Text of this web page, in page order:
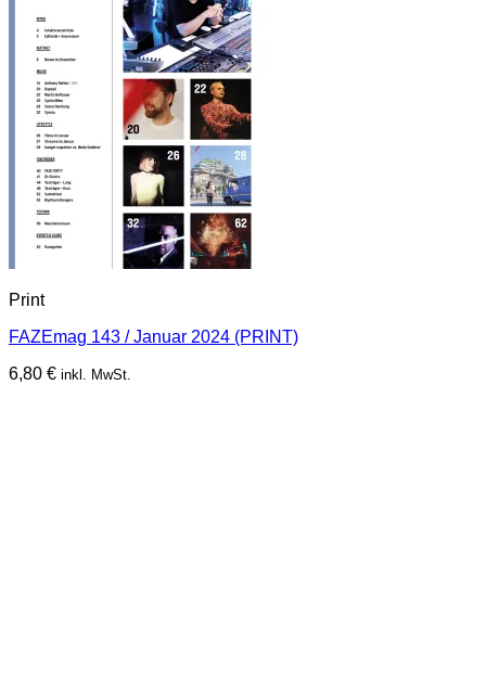
Print
FAZEmag 143 / Januar 2024 (PRINT)
6,80 € inkl. MwSt.